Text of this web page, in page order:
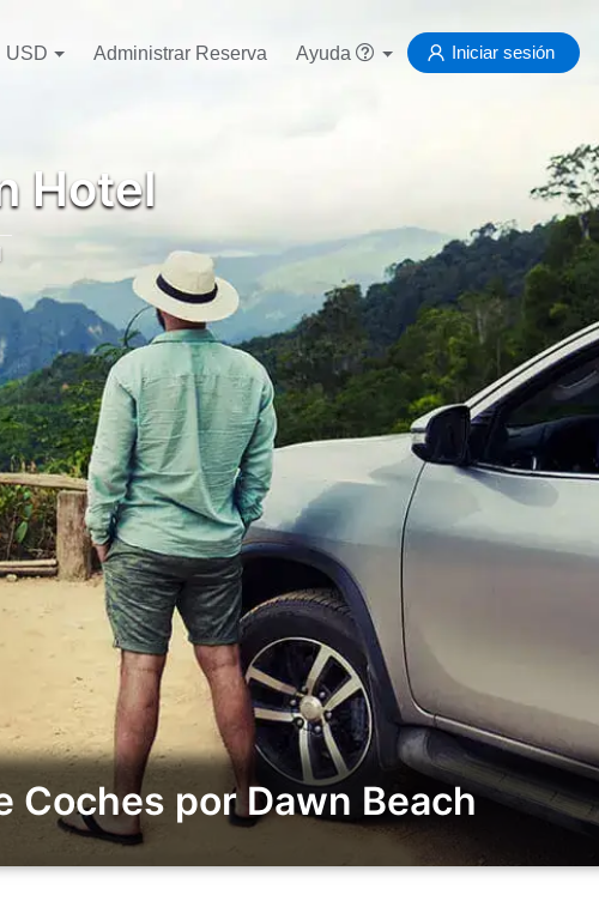
USD Administrar Reserva Ayuda Iniciar sesión
Hotel
Coches por Dawn Beach